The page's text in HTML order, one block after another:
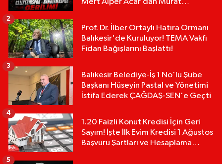
Mert Alper Acar’dan Murat
Prof. Dr. İlber Ortaylı Hatıra Ormanı
Balıkesir'de Kuruluyor! TEMA Vakfı
Fidan Bağışlarını Başlattı!
2
Balıkesir Belediye-İş 1 No'lu Şube
Başkanı Hüseyin Pastal ve Yönetimi
İstifa Ederek ÇAĞDAŞ-SEN'e Geçti
3
1.20 Faizli Konut Kredisi İçin Geri
Sayım! İşte İlk Evim Kredisi 1 Ağustos
Başvuru Şartları ve Hesaplama
4
5